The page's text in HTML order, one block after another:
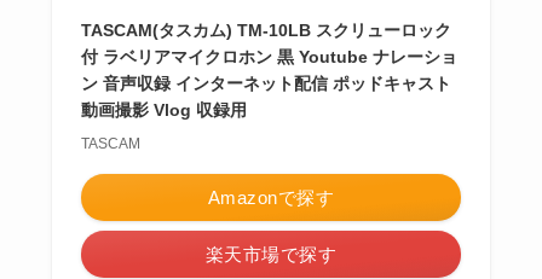
TASCAM(タスカム) TM-10LB スクリューロック
付 ラベリアマイクロホン 黒 Youtube ナレーショ
ン 音声収録 インターネット配信 ポッドキャスト
動画撮影 Vlog 収録用
TASCAM
Amazonで探す
楽天市場で探す